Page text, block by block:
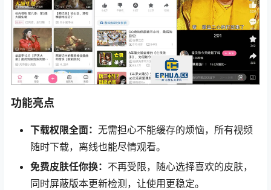
功能亮点
下载权限全面： 无需担心不能缓存的烦恼，所有视频
随时下载，离线也能尽情观看。
免费皮肤任你换： 不再受限，随心选择喜欢的皮肤，
同时屏蔽版本更新检测，让使用更稳定。